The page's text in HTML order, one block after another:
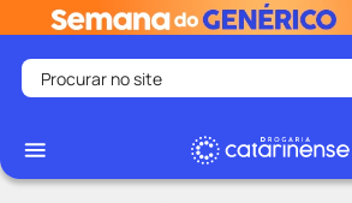
Procurar no site
1